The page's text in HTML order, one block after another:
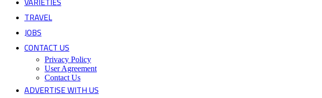
TRAVEL
JOBS
CONTACT US
Privacy Policy
User Agreement
Contact Us
ADVERTISE WITH US